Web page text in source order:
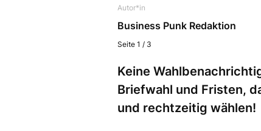
Autor*in
Business Punk Redaktion
Seite 1 / 3
Keine
Briefwahl und Fristen,
und rechtzeitig wählen!